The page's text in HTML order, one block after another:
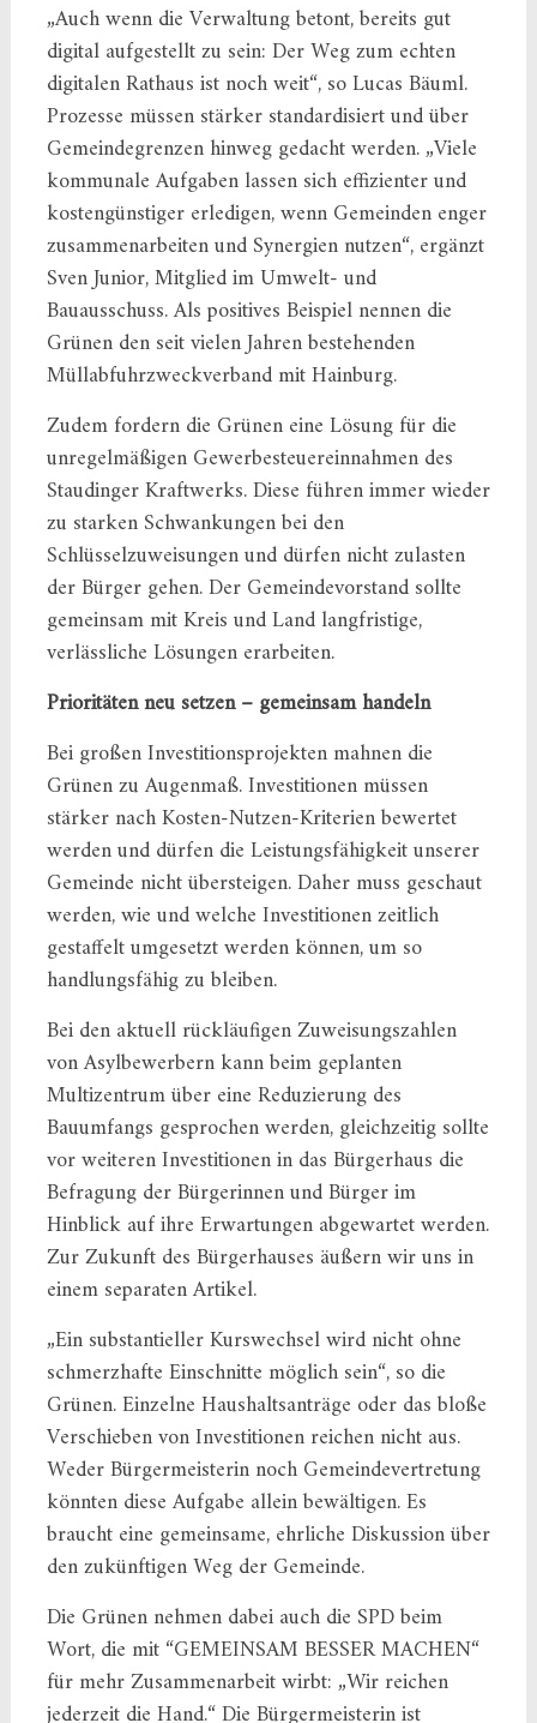
„Auch wenn die Verwaltung betont, bereits gut
digital aufgestellt zu sein: Der Weg zum echten
digitalen Rathaus ist noch weit“, so Lucas Bäuml.
Prozesse müssen stärker standardisiert und über
Gemeindegrenzen hinweg gedacht werden. „Viele
kommunale Aufgaben lassen sich effizienter und
kostengünstiger erledigen, wenn Gemeinden enger
zusammenarbeiten und Synergien nutzen“, ergänzt
Sven Junior, Mitglied im Umwelt- und
Bauausschuss. Als positives Beispiel nennen die
Grünen den seit vielen Jahren bestehenden
Müllabfuhrzweckverband mit Hainburg.
Zudem fordern die Grünen eine Lösung für die
unregelmäßigen Gewerbesteuereinnahmen des
Staudinger Kraftwerks. Diese führen immer wieder
zu starken Schwankungen bei den
Schlüsselzuweisungen und dürfen nicht zulasten
der Bürger gehen. Der Gemeindevorstand sollte
gemeinsam mit Kreis und Land langfristige,
verlässliche Lösungen erarbeiten.
Prioritäten neu setzen – gemeinsam handeln
Bei großen Investitionsprojekten mahnen die
Grünen zu Augenmaß. Investitionen müssen
stärker nach Kosten-Nutzen-Kriterien bewertet
werden und dürfen die Leistungsfähigkeit unserer
Gemeinde nicht übersteigen. Daher muss geschaut
werden, wie und welche Investitionen zeitlich
gestaffelt umgesetzt werden können, um so
handlungsfähig zu bleiben.
Bei den aktuell rückläufigen Zuweisungszahlen
von Asylbewerbern kann beim geplanten
Multizentrum über eine Reduzierung des
Bauumfangs gesprochen werden, gleichzeitig sollte
vor weiteren Investitionen in das Bürgerhaus die
Befragung der Bürgerinnen und Bürger im
Hinblick auf ihre Erwartungen abgewartet werden.
Zur Zukunft des Bürgerhauses äußern wir uns in
einem separaten Artikel.
„Ein substantieller Kurswechsel wird nicht ohne
schmerzhafte Einschnitte möglich sein“, so die
Grünen. Einzelne Haushaltsanträge oder das bloße
Verschieben von Investitionen reichen nicht aus.
Weder Bürgermeisterin noch Gemeindevertretung
könnten diese Aufgabe allein bewältigen. Es
braucht eine gemeinsame, ehrliche Diskussion über
den zukünftigen Weg der Gemeinde.
Die Grünen nehmen dabei auch die SPD beim
Wort, die mit “GEMEINSAM BESSER MACHEN“
für mehr Zusammenarbeit wirbt: „Wir reichen
jederzeit die Hand.“ Die Bürgermeisterin ist